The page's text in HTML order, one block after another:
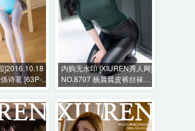
]2016.10.18
诗茗 [63P-
内购无水印 [XIUREN秀人网]
NO.8707 杨晨晨皮裤丝袜真
空+花絮视频 [110P+2V-
4228MB]